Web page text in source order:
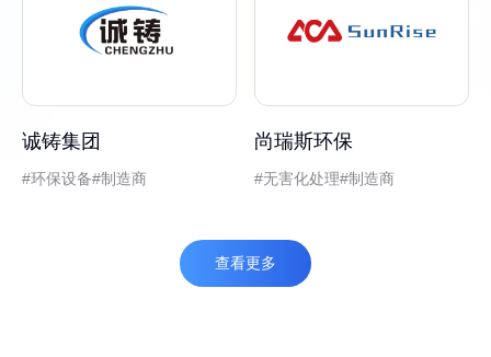
诚铸集团
环保设备 制造商
尚瑞斯环保
无害化处理 制造商
查看更多